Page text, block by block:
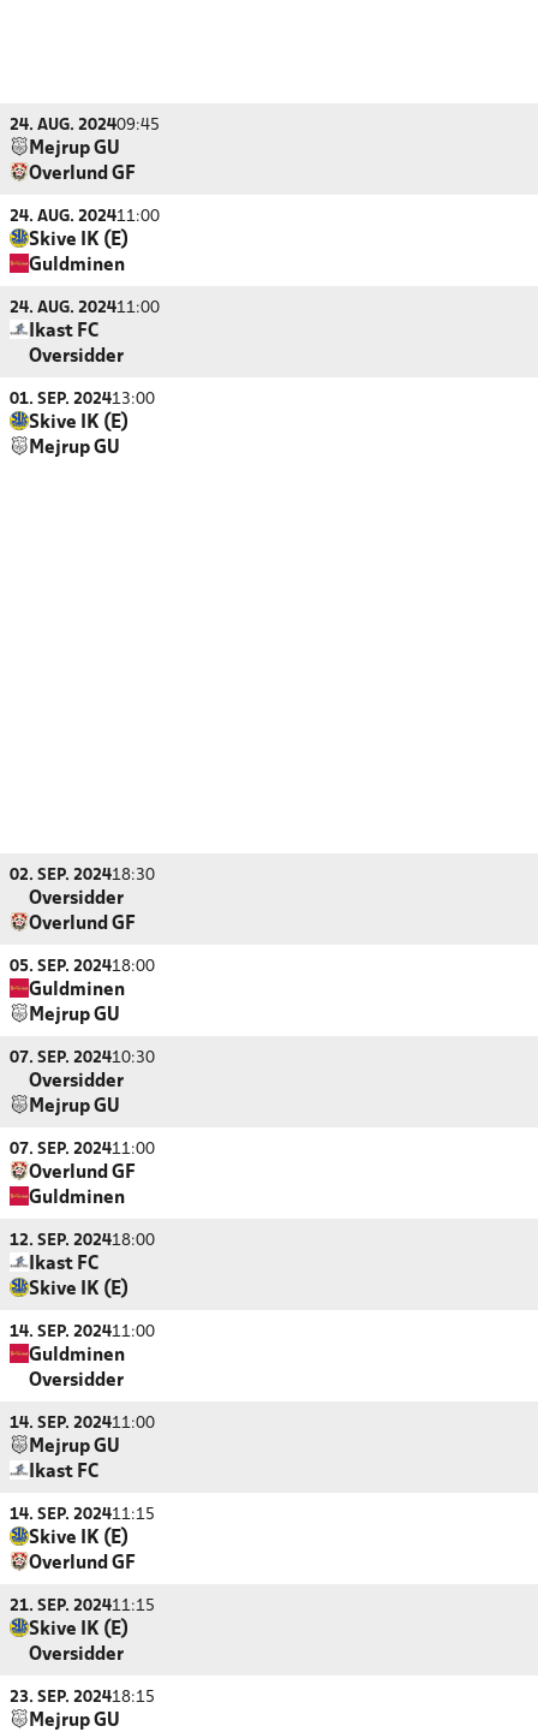
24. AUG. 202409:45
Mejrup GU
Overlund GF
24. AUG. 202411:00
Skive IK (E)
Guldminen
24. AUG. 202411:00
Ikast FC
Oversidder
01. SEP. 202413:00
Skive IK (E)
Mejrup GU
02. SEP. 202418:30
Oversidder
Overlund GF
05. SEP. 202418:00
Guldminen
Mejrup GU
07. SEP. 202410:30
Oversidder
Mejrup GU
07. SEP. 202411:00
Overlund GF
Guldminen
12. SEP. 202418:00
Ikast FC
Skive IK (E)
14. SEP. 202411:00
Guldminen
Oversidder
14. SEP. 202411:00
Mejrup GU
Ikast FC
14. SEP. 202411:15
Skive IK (E)
Overlund GF
21. SEP. 202411:15
Skive IK (E)
Oversidder
23. SEP. 202418:15
Mejrup GU